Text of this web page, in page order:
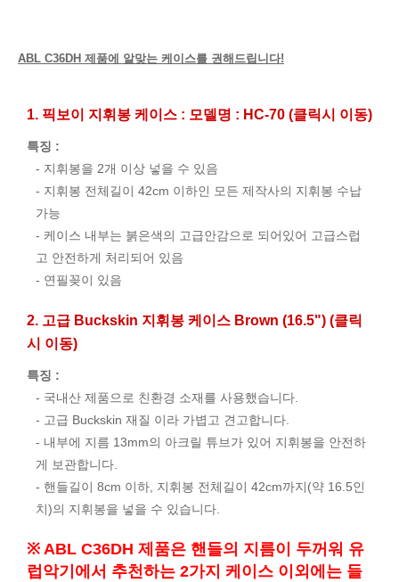
ABL C36DH 제품에 알맞는 케이스를 권해드립니다!
1. 픽보이 지휘봉 케이스 : 모델명 : HC-70 (클릭시 이동)
특징 :
- 지휘봉을 2개 이상 넣을 수 있음
- 지휘봉 전체길이 42cm 이하인 모든 제작사의 지휘봉 수납
가능
- 케이스 내부는 붉은색의 고급안감으로 되어있어 고급스럽
고 안전하게 처리되어 있음
- 연필꽂이 있음
2. 고급 Buckskin 지휘봉 케이스 Brown (16.5") (클릭
시 이동)
특징 :
- 국내산 제품으로 친환경 소재를 사용했습니다.
- 고급 Buckskin 재질 이라 가볍고 견고합니다.
- 내부에 지름 13mm의 아크릴 튜브가 있어 지휘봉을 안전하
게 보관합니다.
- 핸들길이 8cm 이하, 지휘봉 전체길이 42cm까지(약 16.5인
치)의 지휘봉을 넣을 수 있습니다.
※ ABL C36DH 제품은 핸들의 지름이 두꺼워 유
럽악기에서 추천하는 2가지 케이스 이외에는 들